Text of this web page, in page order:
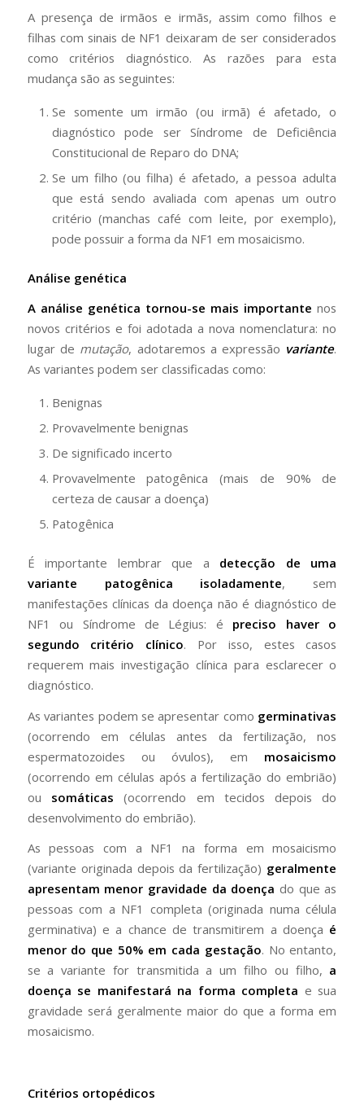
A presença de irmãos e irmãs, assim como filhos e
filhas com sinais de NF1 deixaram de ser considerados
como critérios diagnóstico. As razões para esta
mudança são as seguintes:
Se somente um irmão (ou irmã) é afetado, o
diagnóstico pode ser Síndrome de Deficiência
Constitucional de Reparo do DNA;
Se um filho (ou filha) é afetado, a pessoa adulta
que está sendo avaliada com apenas um outro
critério (manchas café com leite, por exemplo),
pode possuir a forma da NF1 em mosaicismo.
Análise genética
A análise genética tornou-se mais importante nos
novos critérios e foi adotada a nova nomenclatura: no
lugar de mutação, adotaremos a expressão variante.
As variantes podem ser classificadas como:
Benignas
Provavelmente benignas
De significado incerto
Provavelmente patogênica (mais de 90% de
certeza de causar a doença)
Patogênica
É importante lembrar que a detecção de uma
variante patogênica isoladamente, sem
manifestações clínicas da doença não é diagnóstico de
NF1 ou Síndrome de Légius: é preciso haver o
segundo critério clínico. Por isso, estes casos
requerem mais investigação clínica para esclarecer o
diagnóstico.
As variantes podem se apresentar como germinativas
(ocorrendo em células antes da fertilização, nos
espermatozoides ou óvulos), em mosaicismo
(ocorrendo em células após a fertilização do embrião)
ou somáticas (ocorrendo em tecidos depois do
desenvolvimento do embrião).
As pessoas com a NF1 na forma em mosaicismo
(variante originada depois da fertilização) geralmente
apresentam menor gravidade da doença do que as
pessoas com a NF1 completa (originada numa célula
germinativa) e a chance de transmitirem a doença é
menor do que 50% em cada gestação. No entanto,
se a variante for transmitida a um filho ou filho, a
doença se manifestará na forma completa e sua
gravidade será geralmente maior do que a forma em
mosaicismo.
Critérios ortopédicos